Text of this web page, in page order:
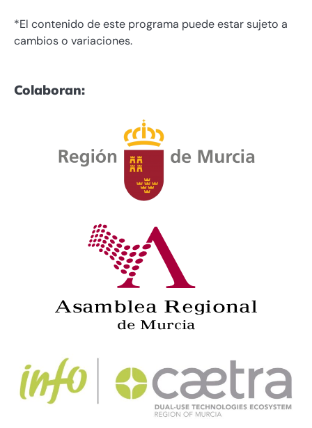
*El contenido de este programa puede estar sujeto a
cambios o variaciones.
Colaboran: